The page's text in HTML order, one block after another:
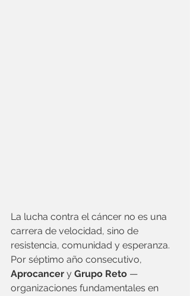
La lucha contra el cáncer no es una
carrera de velocidad, sino de
resistencia, comunidad y esperanza.
Por séptimo año consecutivo,
Aprocancer y Grupo Reto —
organizaciones fundamentales en